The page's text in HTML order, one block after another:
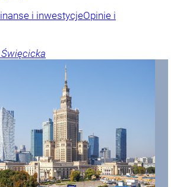
i inwestycjeOpinie i
Święcicka